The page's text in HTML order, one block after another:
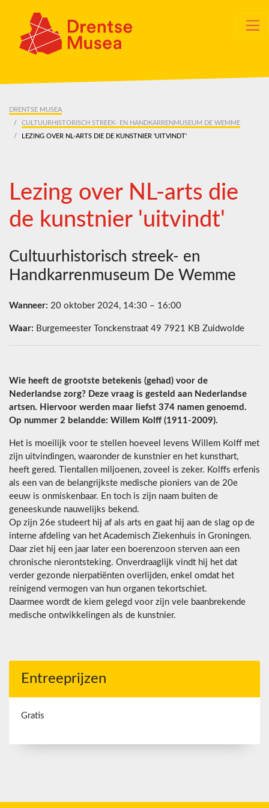
DRENTSE MUSEA
CULTUURHISTORISCH STREEK- EN HANDKARRENMUSEUM DE WEMME
LEZING OVER NL-ARTS DIE DE KUNSTNIER 'UITVINDT'
Lezing over NL-arts die
de kunstnier 'uitvindt'
Cultuurhistorisch streek- en
Handkarrenmuseum De Wemme
Wanneer: 20 oktober 2024, 14:30 – 16:00
Waar: Burgemeester Tonckenstraat 49 7921 KB Zuidwolde
Wie heeft de grootste betekenis (gehad) voor de
Nederlandse zorg? Deze vraag is gesteld aan Nederlandse
artsen. Hiervoor werden maar liefst 374 namen genoemd.
Op nummer 2 belandde: Willem Kolff (1911-2009).
Het is moeilijk voor te stellen hoeveel levens Willem Kolff met
zijn uitvindingen, waaronder de kunstnier en het kunsthart,
heeft gered. Tientallen miljoenen, zoveel is zeker. Kolffs erfenis
als een van de belangrijkste medische pioniers van de 20e
eeuw is onmiskenbaar. En toch is zijn naam buiten de
geneeskunde nauwelijks bekend.
Op zijn 26e studeert hij af als arts en gaat hij aan de slag op de
interne afdeling van het Academisch Ziekenhuis in Groningen.
Daar ziet hij een jaar later een boerenzoon sterven aan een
chronische nierontsteking. Onverdraaglijk vindt hij het dat
verder gezonde nierpatiënten overlijden, enkel omdat het
reinigend vermogen van hun organen tekortschiet.
Daarmee wordt de kiem gelegd voor zijn vele baanbrekende
medische ontwikkelingen als de kunstnier.
Entreeprijzen
Gratis